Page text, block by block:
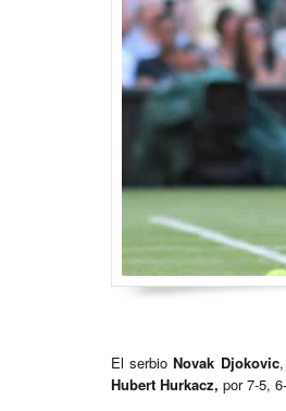
El serbioNovak Djokovic
Hubert Hurkacz, por 7-5,